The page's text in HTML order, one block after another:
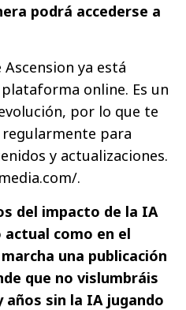
podrá accederse a
ya está
online. Es un
por lo que te
para
y actualizaciones.
.
del impacto de la IA
como en el
una publicación
que no vislumbráis
sin la IA jugando